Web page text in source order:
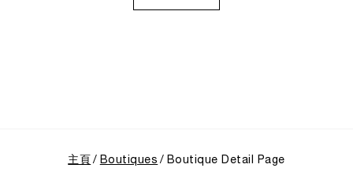
主頁 Boutiques Boutique Detail Page